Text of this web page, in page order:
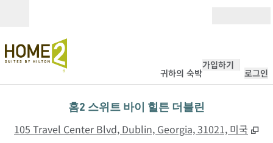
귀하의 숙박
가입하기
로그인
홈2 스위트 바이 힐튼 더블린
105 Travel Center Blvd, Dublin, Georgia, 31021, 미국 ,